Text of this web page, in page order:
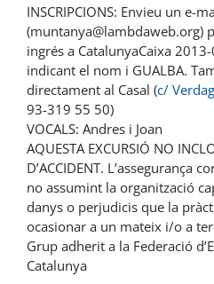
INSCRIPCIONS: Envieu un e-
(muntanya@lambdaweb.org)
ingrés a CatalunyaCaixa
indicant el nom i GUALBA.
directament al Casal (c/
93-319 55 50)
VOCALS: Andres i Joan
AQUESTA EXCURSIÓ NO
D’ACCIDENT. L’assegurança
no assumint la organització
danys o perjudicis que la
ocasionar a un mateix i/o a
Grup adherit a la Federació
Catalunya